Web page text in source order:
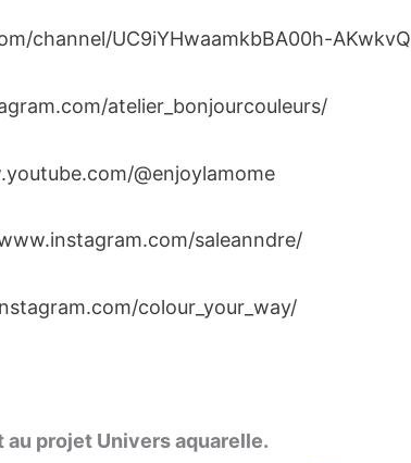
channel/UC9iYHwaamkbBA00h-AKwkvQ
atelier_bonjourcouleurs/
@enjoylamome
saleanndre/
colour_your_way/
projet Univers aquarelle.